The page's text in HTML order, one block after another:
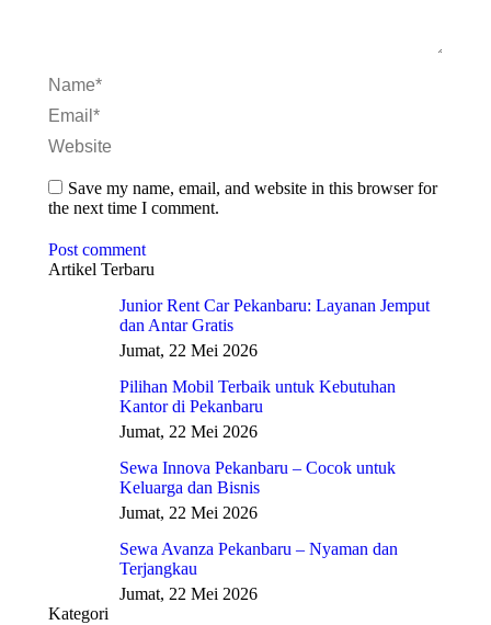
Name *
Email *
Website
Save my name, email, and website in this browser for
the next time I comment.
Post comment
Artikel Terbaru
Junior Rent Car Pekanbaru: Layanan Jemput
dan Antar Gratis
Jumat, 22 Mei 2026
Pilihan Mobil Terbaik untuk Kebutuhan
Kantor di Pekanbaru
Jumat, 22 Mei 2026
Sewa Innova Pekanbaru – Cocok untuk
Keluarga dan Bisnis
Jumat, 22 Mei 2026
Sewa Avanza Pekanbaru – Nyaman dan
Terjangkau
Jumat, 22 Mei 2026
Kategori